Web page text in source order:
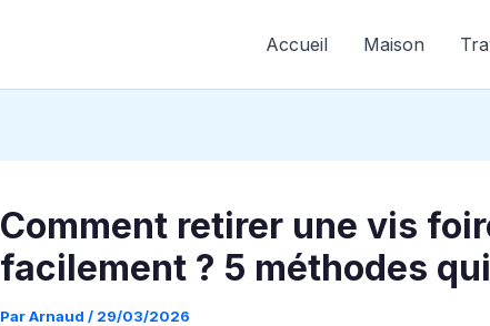
Accueil Maison
Comment retirer une vis
facilement ? 5 méthodes
ParArnaud / 29/03/2026